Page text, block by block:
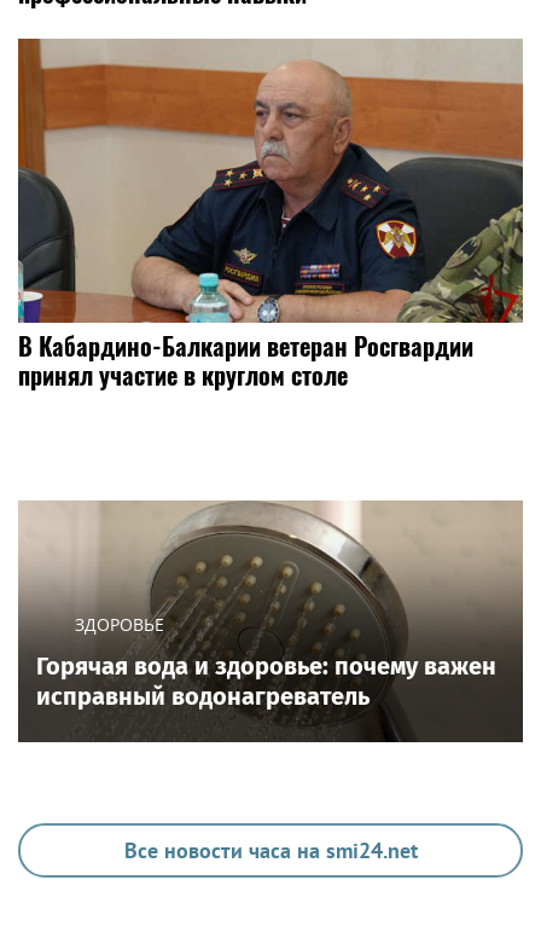
В Кабардино-Балкарии ветеран Росгвардии
принял участие в круглом столе
ЗДОРОВЬЕ
Горячая вода и здоровье: почему важен
исправный водонагреватель
Все новости часа на smi24.net